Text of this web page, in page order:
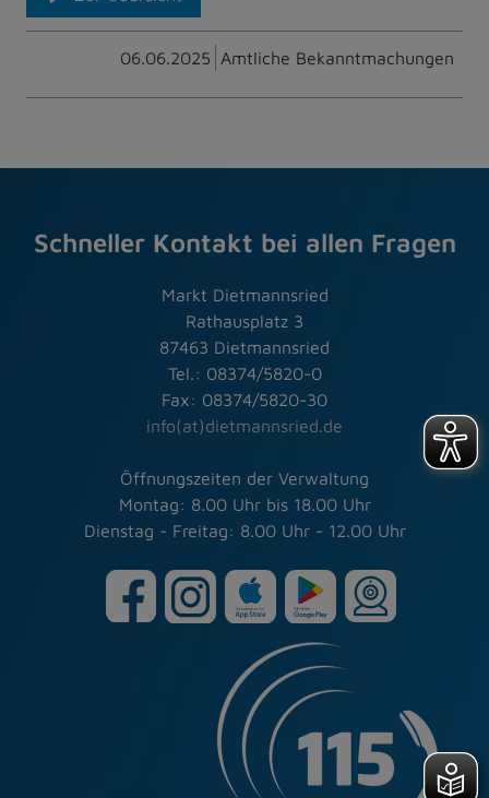
06.06.2025 Amtliche Bekanntmachungen
Schneller Kontakt bei allen Fragen
Markt Dietmannsried
Rathausplatz 3
87463 Dietmannsried
Tel.: 08374/5820-0
Fax: 08374/5820-30
info(at)dietmannsried.de
Öffnungszeiten der Verwaltung
Montag: 8.00 Uhr bis 18.00 Uhr
Dienstag - Freitag: 8.00 Uhr - 12.00 Uhr